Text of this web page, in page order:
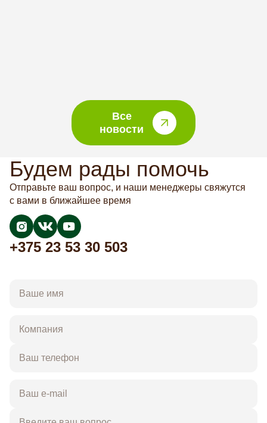
Все
новости
Будем рады помочь
Отправьте ваш вопрос, и наши менеджеры свяжутся
с вами в ближайшее время
+375 23 53 30 503